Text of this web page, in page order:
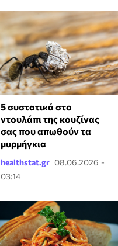
⁠5 συστατικά στο
ντουλάπι της κουζίνας
σας που απωθούν τα
μυρμήγκια
healthstat.gr 08.06.2026 -
03:14